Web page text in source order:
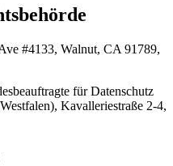
#4133, Walnut, CA 91789,
für Datenschutz
Kavalleriestraße 2-4,